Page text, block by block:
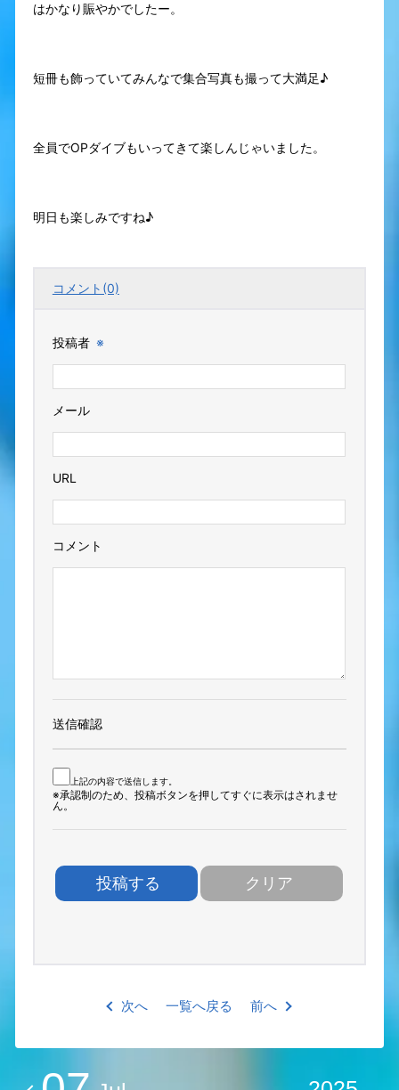
はかなり賑やかでしたー。
短冊も飾っていてみんなで集合写真も撮って大満足♪
全員でOPダイブもいってきて楽しんじゃいました。
明日も楽しみですね♪
コメント(0)
投稿者 ※
メール
URL
コメント
送信確認
上記の内容で送信します。
※承認制のため、投稿ボタンを押してすぐに表示はされませ
ん。
次へ 一覧へ戻る 前へ